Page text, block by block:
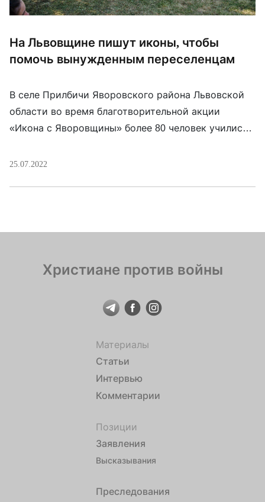
На Львовщине пишут иконы, чтобы
помочь вынужденным переселенцам
В селе Прилбичи Яворовского района Львовской
области во время благотворительной акции
«Икона с Яворовщины» более 80 человек учились
Яворовщины» и депутат Павел Бакунец
25.07.2022
Христиане против войны
Материалы
Статьи
Интервью
Комментарии
Позиции
Заявления
Высказывания
Преследования